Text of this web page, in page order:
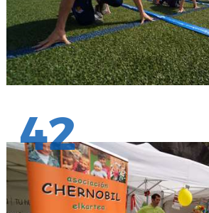
42